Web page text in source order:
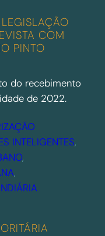
COM
PINTO
do recebimento
de 2022.
INTELIGENTES